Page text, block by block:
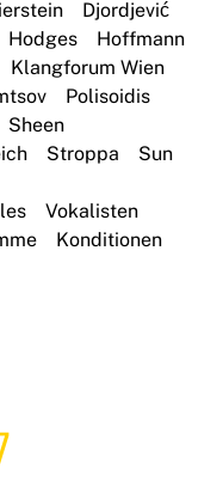
Djordjević
Hodges
Hoffmann
Klangforum Wien
Polisoidis
Sheen
Stroppa
Sun
Vokalisten
Konditionen